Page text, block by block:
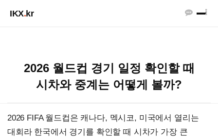
IKX.kr
2026 월드컵 경기 일정 확인할 때
시차와 중계는 어떻게 볼까?
2026 FIFA 월드컵은 캐나다, 멕시코, 미국에서 열리는
대회라 한국에서 경기를 확인할 때 시차가 가장 큰